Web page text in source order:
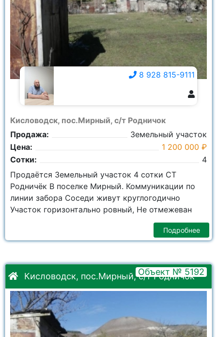
Кисловодск, пос.Мирный, с/т Родничок
Продажа:
Земельный участок
Цена:
1 200 000 ₽
Сотки:
4
8 928 815-9111
Продаётся Земельный участок 4 сотки СТ
Родничёк В поселке Мирный. Коммуникации по
линии забора Соседи живут круглогодично
Участок горизонтально ровный, Не отмежеван
Подробнее
Кисловодск, пос.Мирный, с/т Родничок
Объект № 5192